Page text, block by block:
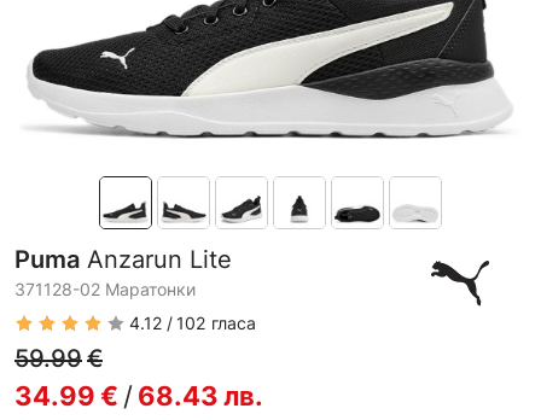
Puma Anzarun Lite
371128-02 Маратонки
4.12
102 гласа
59.99€
34.99€ /68.43лв.